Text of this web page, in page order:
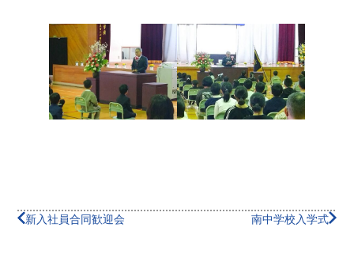
新入社員合同歓迎会 南中学校入学式